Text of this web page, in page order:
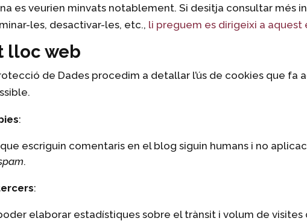
es veurien minvats notablement. Si desitja consultar més
les, desactivar-les, etc., li preguem es dirigeixi a aquest
lloc web
de Dades procedim a detallar l’ús de cookies que fa
:
escriguin comentaris en el blog siguin humans i no
.
:
elaborar estadístiques sobre el trànsit i volum de visites